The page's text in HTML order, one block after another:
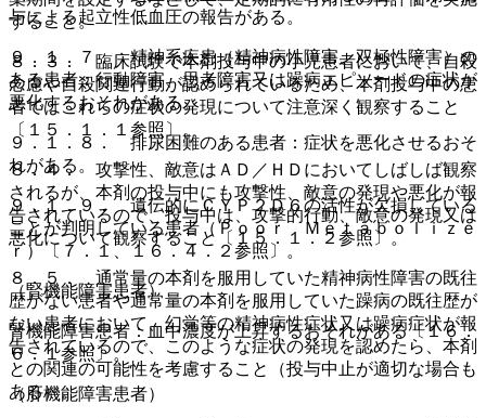
与による起立性低血圧の報告がある。
９．１．７． 精神系疾患（精神病性障害、双極性障害）の
ある患者：行動障害、思考障害又は躁病エピソードの症状が
悪化するおそれがある。
９．１．８． 排尿困難のある患者：症状を悪化させるおそ
れがある。
９．１．９． 遺伝的にＣＹＰ２Ｄ６の活性が欠損している
ことが判明している患者（Ｐｏｏｒ Ｍｅｔａｂｏｌｉｚｅ
ｒ）〔７．１、１６．４．２参照〕。
（腎機能障害患者）
腎機能障害患者：血中濃度が上昇するおそれがある〔１６．
６．１参照〕。
（肝機能障害患者）
すること。
８．３． 臨床試験で本剤投与中の小児患者において、自殺
念慮や自殺関連行動が認められているため、本剤投与中の患
者ではこれらの症状の発現について注意深く観察すること
〔１５．１．１参照〕。
８．４． 攻撃性、敵意はＡＤ／ＨＤにおいてしばしば観察
されるが、本剤の投与中にも攻撃性、敵意の発現や悪化が報
告されているので、投与中は、攻撃的行動、敵意の発現又は
悪化について観察すること〔１５．１．２参照〕。
８．５． 通常量の本剤を服用していた精神病性障害の既往
歴がない患者や通常量の本剤を服用していた躁病の既往歴が
ない患者において、幻覚等の精神病性症状又は躁病症状が報
告されているので、このような症状の発現を認めたら、本剤
との関連の可能性を考慮すること（投与中止が適切な場合も
ある）。